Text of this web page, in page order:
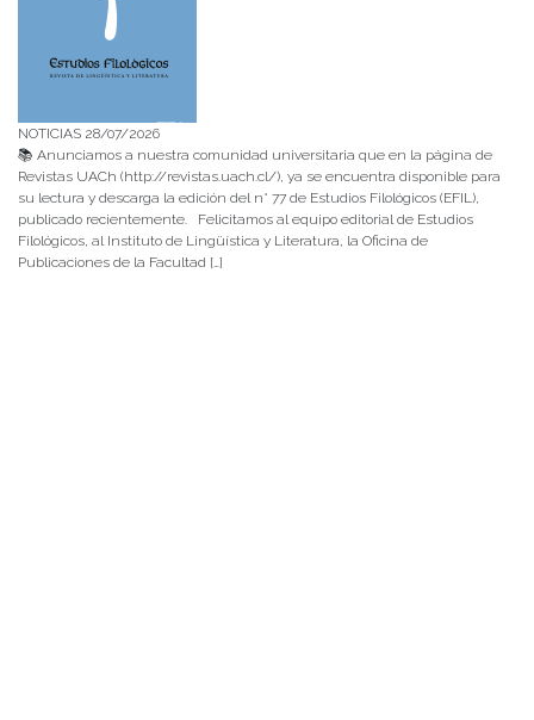
NOTICIAS 28/07/2026
📚 Anunciamos a nuestra comunidad universitaria que en la página de
Revistas UACh (http://revistas.uach.cl/), ya se encuentra disponible para
su lectura y descarga la edición del n° 77 de Estudios Filológicos (EFIL),
publicado recientemente. Felicitamos al equipo editorial de Estudios
Filológicos, al Instituto de Lingüística y Literatura, la Oficina de
Publicaciones de la Facultad […]